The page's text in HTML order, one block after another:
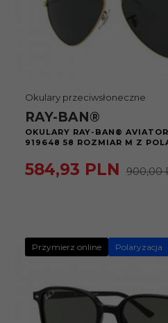
Okulary przeciwsłoneczne
RAY-BAN®
OKULARY RAY-BAN®
919648 58 ROZMIAR M Z
584,93 PLN 900,00
Przymierz online Polaryzacja